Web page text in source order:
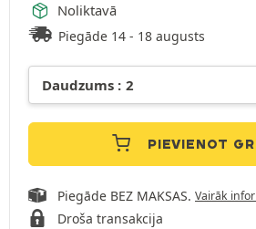
Noliktavā
Piegāde 14 - 18 augusts
PIEVIENOT
Piegāde BEZ MAKSAS. Vairāk
Droša transakcija